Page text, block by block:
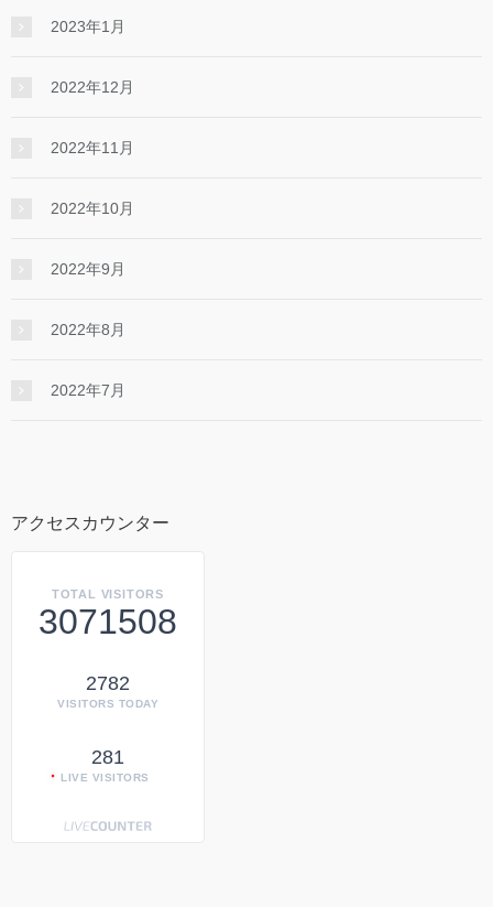
2023年1月
2022年12月
2022年11月
2022年10月
2022年9月
2022年8月
2022年7月
アクセスカウンター
TOTAL VISITORS
3071508
2782
VISITORS TODAY
281
LIVE VISITORS